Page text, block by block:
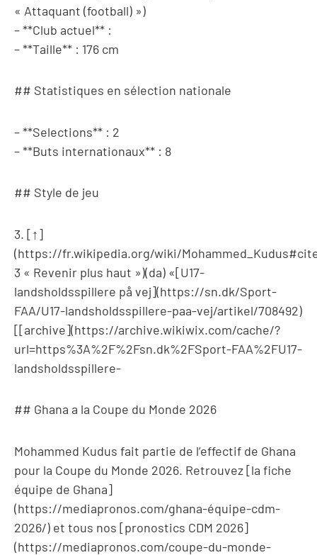
« Attaquant (football) »)
– **Club actuel** :
– **Taille** : 176 cm
## Statistiques en sélection nationale
– **Selections** : 2
– **Buts internationaux** : 8
## Style de jeu
3. [↑]
(https://fr.wikipedia.org/wiki/
3 « Revenir plus haut »)(da) «[U17-
landsholdsspillere på vej](https://sn.dk/Sport-
FAA/U17-landsholdsspillere-paa-vej/artikel/708492)
[[archive](https://archive.wikiwix.com/cache/?
url=https%3A%2F%2Fsn.dk%2FSport-FAA%2FU17-
landsholdsspillere-
## Ghana a la Coupe du Monde 2026
Mohammed Kudus fait partie de l’effectif de Ghana
pour la Coupe du Monde 2026. Retrouvez [la fiche
équipe de Ghana]
(https://mediapronos.com/ghana-équipe-cdm-
2026/) et tous nos [pronostics CDM 2026]
(https://mediapronos.com/coupe-du-monde-